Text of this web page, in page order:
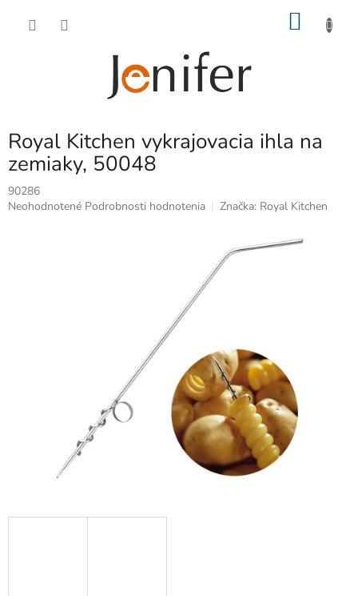
Royal Kitchen vykrajovacia ihla na
zemiaky, 50048
90286
Priemerné
Neohodnotené Podrobnosti hodnotenia Značka: Royal Kitchen